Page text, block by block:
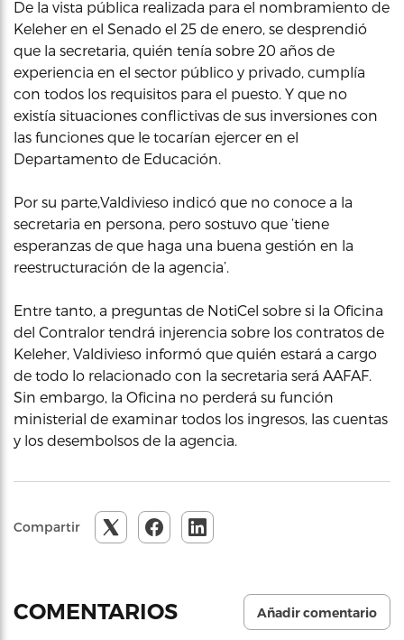
De la vista pública realizada para el nombramiento de
Keleher en el Senado el 25 de enero, se desprendió
que la secretaria, quién tenía sobre 20 años de
experiencia en el sector público y privado, cumplía
con todos los requisitos para el puesto. Y que no
existía situaciones conflictivas de sus inversiones con
las funciones que le tocarían ejercer en el
Departamento de Educación.
Por su parte,Valdivieso indicó que no conoce a la
secretaria en persona, pero sostuvo que ‘tiene
esperanzas de que haga una buena gestión en la
reestructuración de la agencia’.
Entre tanto, a preguntas de NotiCel sobre si la Oficina
del Contralor tendrá injerencia sobre los contratos de
Keleher, Valdivieso informó que quién estará a cargo
de todo lo relacionado con la secretaria será AAFAF.
Sin embargo, la Oficina no perderá su función
ministerial de examinar todos los ingresos, las cuentas
y los desembolsos de la agencia.
Compartir
COMENTARIOS Añadir comentario